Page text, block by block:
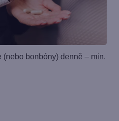
(nebo bonbóny) denně – min.